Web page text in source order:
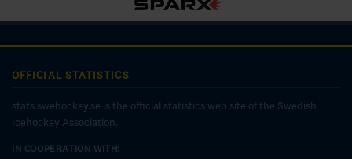
OFFICIAL STATISTICS
stats.swehockey.se is the official statistics web site of the Swedish
Icehockey Association.
IN COOPERATION WITH: